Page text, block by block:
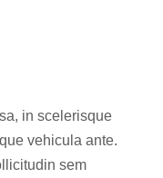
in scelerisque
vehicula ante.
sem